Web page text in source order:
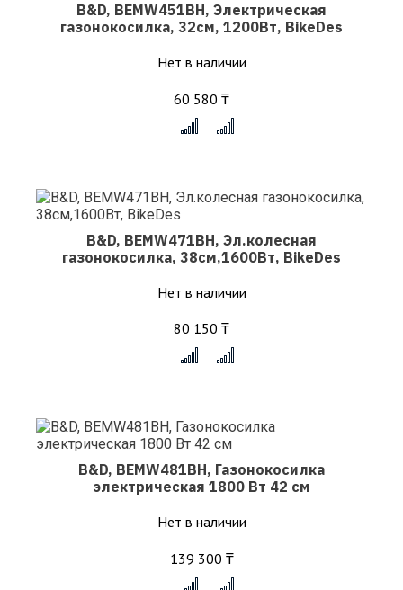
B&D, BEMW451BH, Электрическая
газонокосилка, 32см, 1200Вт, BikeDes
Нет в наличии
60 580 ₸
B&D, BEMW471BH, Эл.колесная
газонокосилка, 38см,1600Вт, BikeDes
Нет в наличии
80 150 ₸
B&D, BEMW481BH, Газонокосилка
электрическая 1800 Вт 42 см
Нет в наличии
139 300 ₸